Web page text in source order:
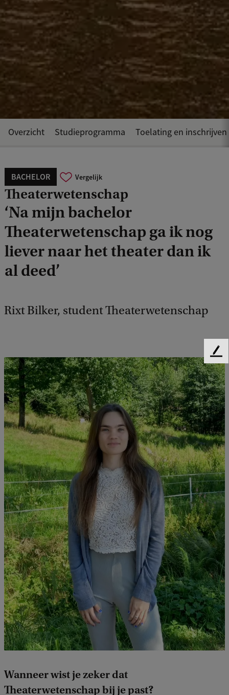
BACHELOR Vergelijk
Theaterwetenschap
‘Na mijn bachelor
Theaterwetenschap ga ik nog
liever naar het theater dan ik
al deed’
Rixt Bilker, student Theaterwetenschap
Overzicht Studieprogramma Toelating en inschrijven
Wanneer wist je zeker dat
Theaterwetenschap bij je past?
F
e
e
d
b
a
c
k